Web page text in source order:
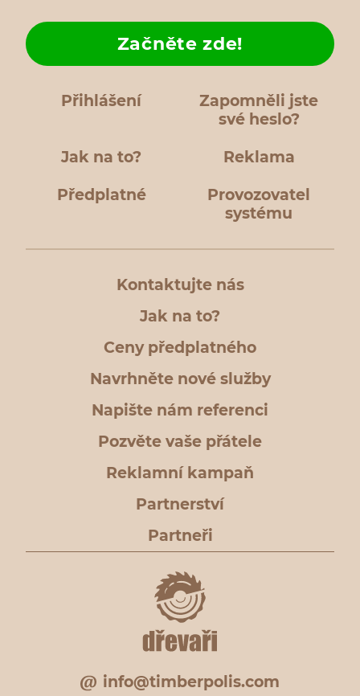
Přihlášení
Zapomněli jste
své heslo?
Jak na to?
Začněte zde!
Reklama
Předplatné
Provozovatel
systému
Kontaktujte nás
Jak na to?
Ceny předplatného
Navrhněte nové služby
Napište nám referenci
Pozvěte vaše přátele
Reklamní kampaň
Partnerství
Partneři
info@timberpolis.com